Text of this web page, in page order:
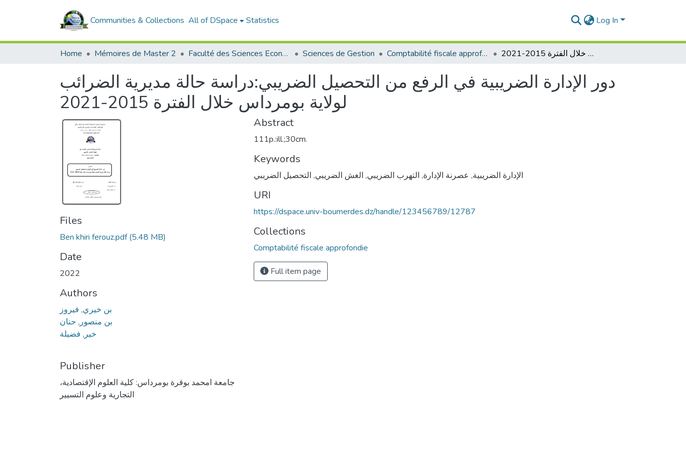
Communities & Collections All of DSpace Statistics Log In
Home Mémoires de Master 2 Faculté des Sciences Economiques, Commerciales et des Sciences de Gestion Sciences de Gestion Comptabilité fiscale approfondie دور الإدارة الضريبية في الرفع من التحصيل الضريبي:دراسة حالة مديرية الضرائب لولاية بومرداس خلال الفترة 2015-2021
دور الإدارة الضريبية في الرفع من التحصيل الضريبي:دراسة حالة مديرية الضرائب
لولاية بومرداس خلال الفترة 2015-2021
Files
Ben khiri ferouz.pdf(5.48 MB)
Date
2022
Authors
بن خيري, فيروز
بن منصور, حنان
خير, فضيلة
Publisher
جامعة امحمد بوقرة بومرداس: كلية العلوم الإقتصادية،
التجارية وعلوم التسيير
Abstract
111p.:ill.;30cm.
Keywords
الإدارة الضريبية, عصرنة الإدارة, التهرب الضريبي, الغش الضريبي, التحصيل الضريبي
URI
https://dspace.univ-boumerdes.dz/handle/123456789/12787
Collections
Comptabilité fiscale approfondie
Full item page